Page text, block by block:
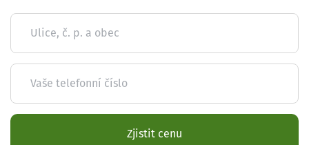
Ulice, č. p. a obec
Vaše telefonní číslo
Zjistit cenu